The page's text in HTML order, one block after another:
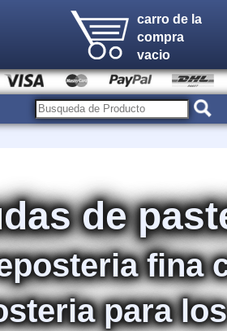
carro de la
compra
vacio
de
fina
para